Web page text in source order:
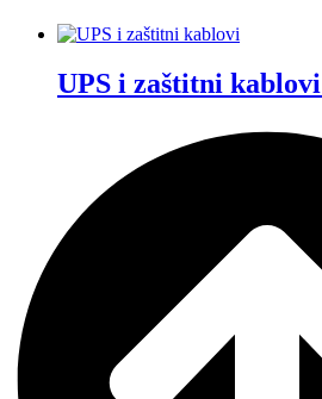
UPS i zaštitni kablovi